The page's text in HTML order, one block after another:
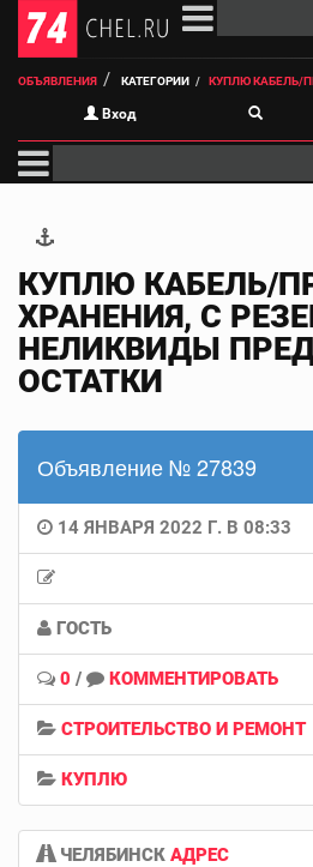
ОБЪЯВЛЕНИЯ КАТЕГОРИИ КУПЛЮ КАБЕЛЬ/
Вход
КУПЛЮ КАБЕЛЬ/
ХРАНЕНИЯ, С
НЕЛИКВИДЫ
ОСТАТКИ
Объявление № 27839
14 ЯНВАРЯ 2022 Г. В 08:33
ГОСТЬ
0 / КОММЕНТИРОВАТЬ
СТРОИТЕЛЬСТВО И РЕМОНТ
КУПЛЮ
ЧЕЛЯБИНСК АДРЕС